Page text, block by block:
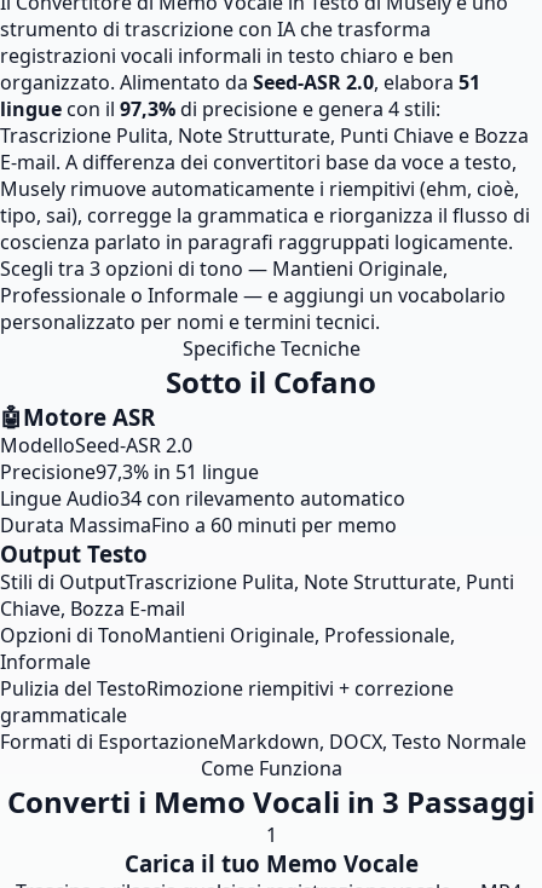
strumento di trascrizione con IA che trasforma
registrazioni vocali informali in testo chiaro e ben
organizzato. Alimentato da Seed-ASR 2.0, elabora 51
linguecon il 97,3%di precisione e genera 4 stili:
Trascrizione Pulita, Note Strutturate, Punti Chiave e Bozza
E-mail. A differenza dei convertitori base da voce a testo,
Musely rimuove automaticamente i riempitivi (ehm, cioè,
tipo, sai), corregge la grammatica e riorganizza il flusso di
coscienza parlato in paragrafi raggruppati logicamente.
Scegli tra 3 opzioni di tono — Mantieni Originale,
Professionale o Informale — e aggiungi un vocabolario
personalizzato per nomi e termini tecnici.
Specifiche Tecniche
Sotto il Cofano
🤖Motore ASR
ModelloSeed-ASR 2.0
Precisione97,3% in 51 lingue
Lingue Audio34 con rilevamento automatico
Durata MassimaFino a 60 minuti per memo
Output Testo
Stili di OutputTrascrizione Pulita, Note Strutturate, Punti
Chiave, Bozza E-mail
Opzioni di TonoMantieni Originale, Professionale,
Informale
Pulizia del TestoRimozione riempitivi + correzione
grammaticale
Formati di EsportazioneMarkdown, DOCX, Testo Normale
Come Funziona
Converti i Memo Vocali in 3 Passaggi
1
Carica il tuo Memo Vocale